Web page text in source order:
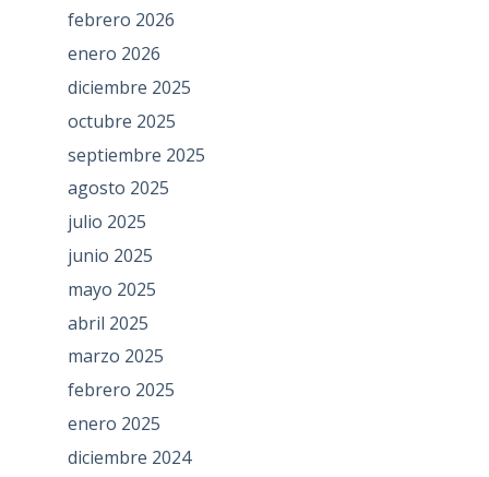
febrero 2026
enero 2026
diciembre 2025
octubre 2025
septiembre 2025
agosto 2025
julio 2025
junio 2025
mayo 2025
abril 2025
marzo 2025
febrero 2025
enero 2025
diciembre 2024